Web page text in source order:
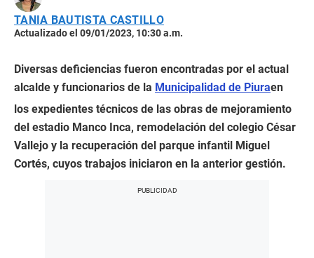
TANIA BAUTISTA CASTILLO
Actualizado el 09/01/2023, 10:30 a.m.
Diversas deficiencias fueron encontradas por el actual
alcalde y funcionarios de la Municipalidad de Piuraen
los expedientes técnicos de las obras de mejoramiento
del estadio Manco Inca, remodelación del colegio César
Vallejo y la recuperación del parque infantil Miguel
Cortés, cuyos trabajos iniciaron en la anterior gestión.